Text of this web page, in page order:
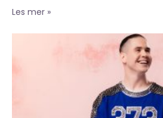
Les mer »